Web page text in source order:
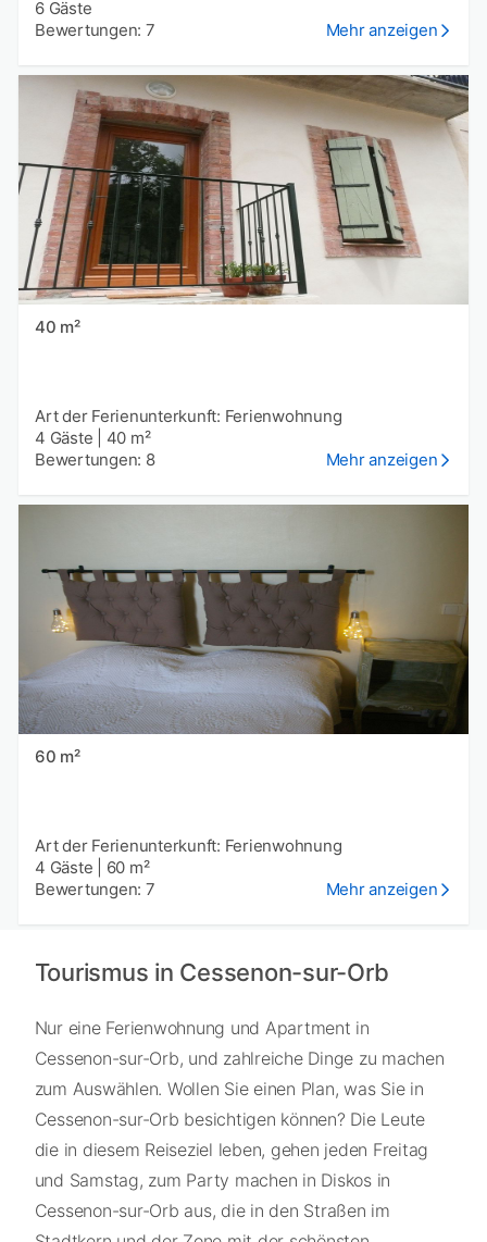
6 Gäste
Bewertungen: 7
Mehr anzeigen
40 m²
Art der Ferienunterkunft: Ferienwohnung
4 Gäste
40 m²
Bewertungen: 8
Mehr anzeigen
60 m²
Art der Ferienunterkunft: Ferienwohnung
4 Gäste
60 m²
Bewertungen: 7
Mehr anzeigen
Tourismus in Cessenon-sur-Orb
Nur eine Ferienwohnung und Apartment in
Cessenon-sur-Orb, und zahlreiche Dinge zu machen
zum Auswählen. Wollen Sie einen Plan, was Sie in
Cessenon-sur-Orb besichtigen können? Die Leute
die in diesem Reiseziel leben, gehen jeden Freitag
und Samstag, zum Party machen in Diskos in
Cessenon-sur-Orb aus, die in den Straßen im